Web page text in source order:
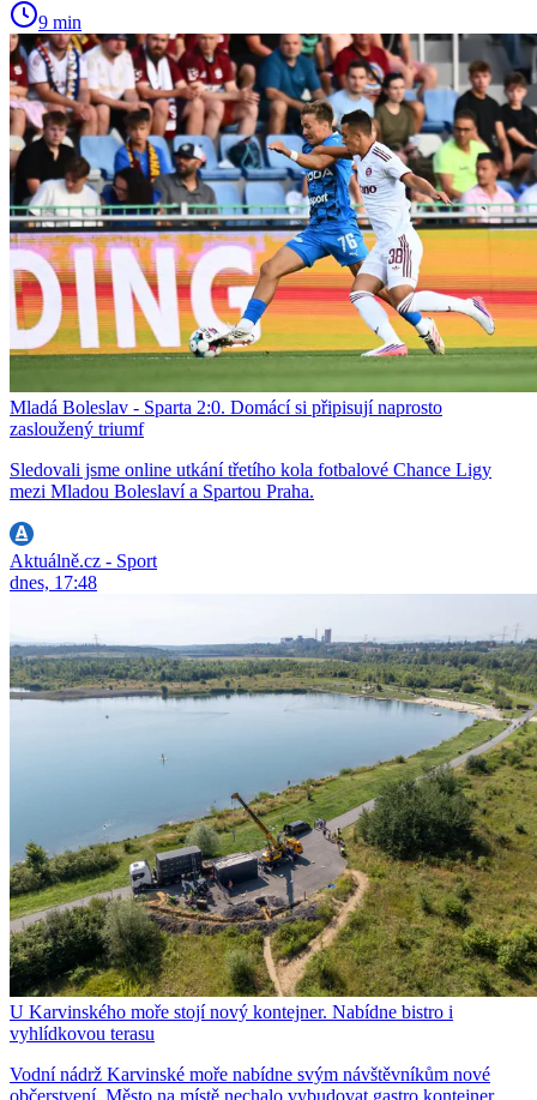
9 min
Mladá Boleslav - Sparta 2:0. Domácí si připisují naprosto
zasloužený triumf
Sledovali jsme online utkání třetího kola fotbalové Chance Ligy
mezi Mladou Boleslaví a Spartou Praha.
Aktuálně.cz - Sport
dnes, 17:48
U Karvinského moře stojí nový kontejner. Nabídne bistro i
vyhlídkovou terasu
Vodní nádrž Karvinské moře nabídne svým návštěvníkům nové
občerstvení. Město na místě nechalo vybudovat gastro kontejner.